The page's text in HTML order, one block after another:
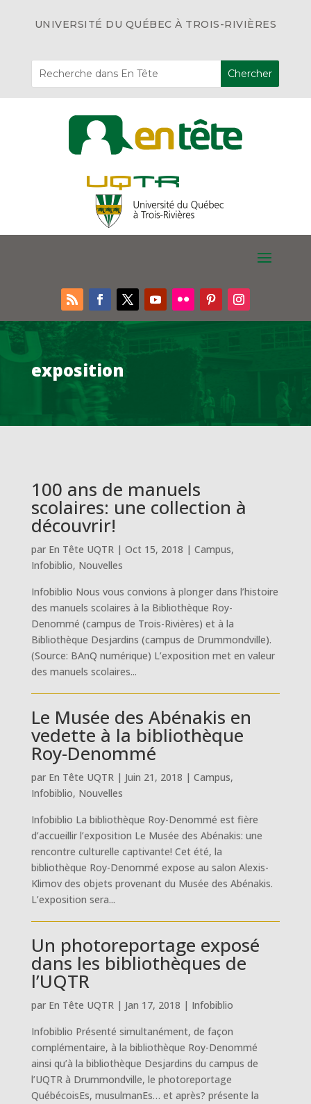
UNIVERSITÉ DU QUÉBEC À TROIS-RIVIÈRES
exposition
100 ans de manuels
scolaires: une collection à
découvrir!
par En Tête UQTR| Oct 15, 2018 | Campus,
Infobiblio, Nouvelles
Infobiblio Nous vous convions à plonger dans l’histoire
des manuels scolaires à la Bibliothèque Roy-
Denommé (campus de Trois-Rivières) et à la
Bibliothèque Desjardins (campus de Drummondville).
(Source: BAnQ numérique) L’exposition met en valeur
des manuels scolaires...
Le Musée des Abénakis en
vedette à la bibliothèque
Roy-Denommé
par En Tête UQTR| Juin 21, 2018 | Campus,
Infobiblio, Nouvelles
Infobiblio La bibliothèque Roy-Denommé est fière
d’accueillir l’exposition Le Musée des Abénakis: une
rencontre culturelle captivante! Cet été, la
bibliothèque Roy-Denommé expose au salon Alexis-
Klimov des objets provenant du Musée des Abénakis.
L’exposition sera...
Un photoreportage exposé
dans les bibliothèques de
l’UQTR
par En Tête UQTR| Jan 17, 2018 | Infobiblio
Infobiblio Présenté simultanément, de façon
complémentaire, à la bibliothèque Roy-Denommé
ainsi qu’à la bibliothèque Desjardins du campus de
l’UQTR à Drummondville, le photoreportage
QuébécoisEs, musulmanEs… et après? présente la